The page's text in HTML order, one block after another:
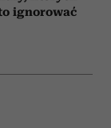
ignorować